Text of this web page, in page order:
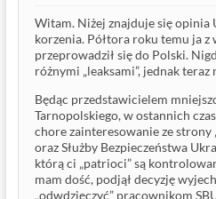
Witam. Niżej znajduje się opinia
korzenia. Półtora roku temu ja
przeprowadził się do Polski.
różnymi „leaksami”, jednak
Będąc przedstawicielem
Tarnopolskiego, w ostannich
chore zainteresowanie ze
oraz Służby Bezpieczeństwa
którą ci „patrioci” są
mam dość, podjął decyzję
„odwdzięczyć” pracownikom